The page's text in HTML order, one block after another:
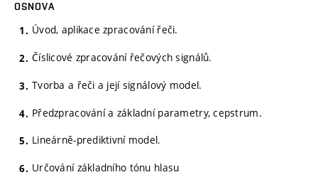
OSNOVA
Úvod, aplikace zpracování řeči.
Číslicové zpracování řečových signálů.
Tvorba a řeči a její signálový model.
Předzpracování a základní parametry, cepstrum.
Lineárně-prediktivní model.
Určování základního tónu hlasu